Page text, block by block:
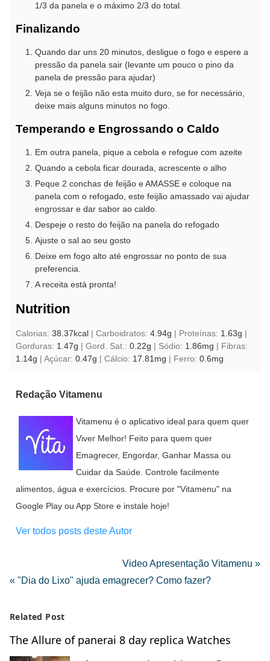
1/3 da panela e o máximo 2/3 do total.
Finalizando
Quando dar uns 20 minutos, desligue o fogo e espere a
pressão da panela sair (levante um pouco o pino da
panela de pressão para ajudar)
Veja se o feijão não esta muito duro, se for necessário,
deixe mais alguns minutos no fogo.
Temperando e Engrossando o Caldo
Em outra panela, pique a cebola e refogue com azeite
Quando a cebola ficar dourada, acrescente o alho
Peque 2 conchas de feijão e AMASSE e coloque na
panela com o refogado, este feijão amassado vai ajudar
engrossar e dar sabor ao caldo.
Despeje o resto do feijão na panela do refogado
Ajuste o sal ao seu gosto
Deixe em fogo alto até engrossar no ponto de sua
preferencia.
A receita está pronta!
Nutrition
Calorias: 38.37kcal | Carboidratos: 4.94g | Proteínas: 1.63g |
Gorduras: 1.47g | Gord. Sat.: 0.22g | Sódio: 1.86mg | Fibras:
1.14g | Açúcar: 0.47g | Cálcio: 17.81 mg | Ferro: 0.6mg
Redação Vitamenu
Vitamenu é o aplicativo ideal para quem quer
Viver Melhor! Feito para quem quer
Emagrecer, Engordar, Ganhar Massa ou
Cuidar da Saúde. Controle facilmente
alimentos, água e exercícios. Procure por "Vitamenu" na
Google Play ou App Store e instale hoje!
Ver todos posts deste Autor
Video Apresentação Vitamenu »
« "Dia do Lixo" ajuda emagrecer? Como fazer?
Related Post
The Allure of panerai 8 day replica Watches